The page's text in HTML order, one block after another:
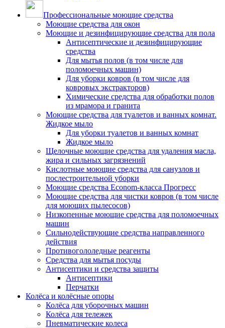
Профессиональные моющие средства
Моющие средства для окон
Моющие и дезинфицирующие средства для пола
Антисептические и дезинфицирующие
средства
Для мытья полов (в том числе для
поломоечных машин)
Для уборки ковров (в том числе для
ковровых экстракторов)
Химические средства для обработки полов
из мрамора и гранита
Моющие средства для туалетов и ванных комнат.
Жидкое мыло
Для уборки туалетов и ванных комнат
Жидкое мыло
Щелочные моющие средства для удаления масла,
жира и сильных загрязнений
Кислотные моющие средства для санузлов и
послестроительной уборки
Моющие средства Econom-класса Прогресс
Моющие средства для чистки ковров (в том числе
для моющих пылесосов)
Низкопенные моющие средства для поломоечных
машин
Сильнодействующие средства направленного
действия
Противогололедные реагенты
Средства для мытья посуды
Антисептики и средства защиты
Антисептики
Перчатки
Колёса и колёсные опоры
Колёса для уборочных машин
Колёса для тележек
Пневматические колеса